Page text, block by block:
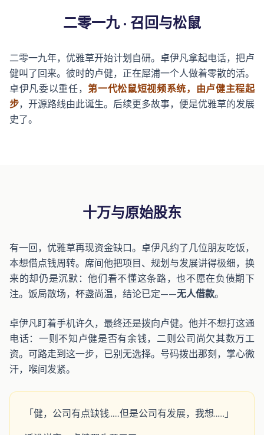
二零一九 · 召回与松鼠
二零一九年，优雅草开始计划自研。卓伊凡拿起电话，把卢
健叫了回来。彼时的卢健，正在犀浦一个人做着零散的活。
卓伊凡委以重任，第一代松鼠短视频系统，由卢健主程起
步，开源路线由此诞生。后续更多故事，便是优雅草的发展
史了。
十万与原始股东
有一回，优雅草再现资金缺口。卓伊凡约了几位朋友吃饭，
本想借点钱周转。席间他把项目、规划与发展讲得极细，换
来的却仍是沉默：他们看不懂这条路，也不愿在负债期下
注。饭局散场，杯盏尚温，结论已定——无人借款。
卓伊凡盯着手机许久，最终还是拨向卢健。他并不想打这通
电话：一则不知卢健是否有余钱，二则公司尚欠其数万工
资。可路走到这一步，已别无选择。号码拨出那刻，掌心微
汗，喉间发紧。
「健，公司有点缺钱……但是公司有发展，我想……」